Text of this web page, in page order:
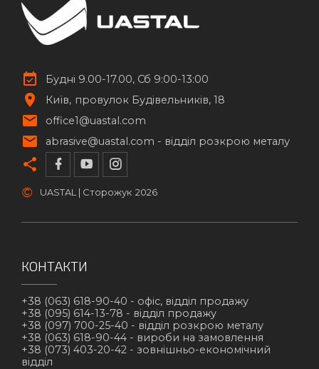
Будні 9.00-17.00, Сб 9:00-13:00
Київ
провулок Будівельників, 18
office1@uastal.com
abrasive@uastal.com - відділ розкрою металу
© UASTAL | Сторожук 2026
КОНТАКТИ
+38 (063) 618-90-40 - офіс, відділ продажу
+38 (095) 614-13-78 - відділ продажу
+38 (097) 700-25-40 - відділ розкрою металу
+38 (063) 618-90-44 - вироби на замовлення
+38 (073) 403-20-42 - зовнішньо-економічний
відділ